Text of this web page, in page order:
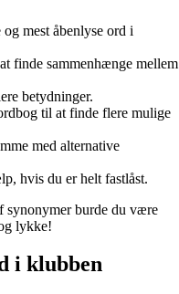
mest åbenlyse ord i
finde sammenhænge mellem
betydninger.
til at finde flere mulige
med alternative
hvis du er helt fastlåst.
synonymer burde du være
lykke!
i klubben